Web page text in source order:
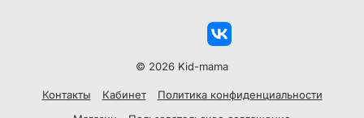
© 2026 Kid-mama
Контакты Кабинет
Политика конфиденциальности